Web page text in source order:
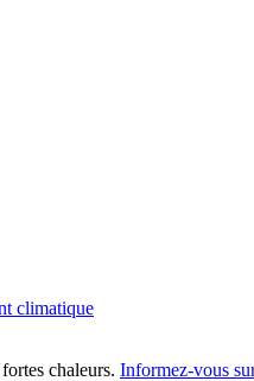
climatique
chaleurs. Informez-vous